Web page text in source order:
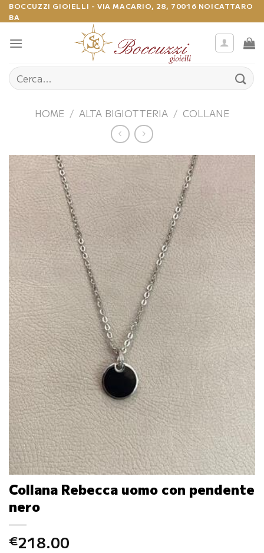
Salta
ai
contenuti
BOCCUZZI GIOIELLI - VIA MACARIO, 28, 70016 NOICATTARO
BA
Cerca:
HOME / ALTA BIGIOTTERIA / COLLANE
Collana Rebecca uomo con pendente
nero
€218.00